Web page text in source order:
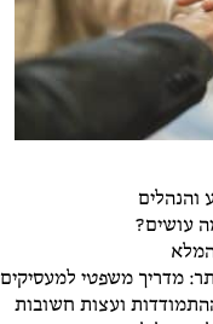
והנהלים
עושים?
מדריך משפטי למעסיקים
ועצות חשובות